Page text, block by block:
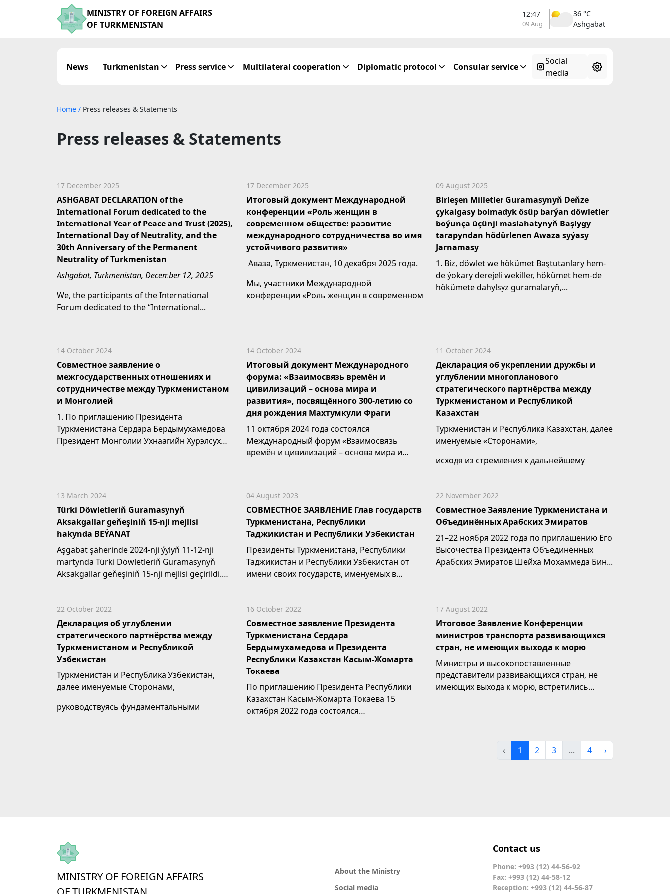
MINISTRY OF FOREIGN AFFAIRS
OF TURKMENISTAN
12:47
09 Aug
36 °C
Ashgabat
News Turkmenistan Press service Multilateral cooperation Diplomatic protocol Consular service
Social
media
Home / Press releases & Statements
Press releases & Statements
17 December 2025
ASHGABAT DECLARATION of the
International Forum dedicated to the
International Year of Peace and Trust (2025),
International Day of Neutrality, and the
30th Anniversary of the Permanent
Neutrality of Turkmenistan
Ashgabat, Turkmenistan, December 12, 2025
We, the participants of the International
Forum dedicated to the “International...
17 December 2025
Итоговый документ Международной
конференции «Роль женщин в
современном обществе: развитие
международного сотрудничества во имя
устойчивого развития»
Аваза, Туркменистан, 10 декабря 2025 года.
Мы, участники Международной
конференции «Роль женщин в современном
09 August 2025
Birleşen Milletler Guramasynyň Deňze
çykalgasy bolmadyk ösüp barýan döwletler
boýunça üçünji maslahatynyň Başlygy
tarapyndan hödürlenen Awaza syýasy
Jarnamasy
1. Biz, döwlet we hökümet Baştutanlary hem-
de ýokary derejeli wekiller, hökümet hem-de
hökümete dahylsyz guramalaryň,...
14 October 2024
Совместное заявление о
межгосударственных отношениях и
сотрудничестве между Туркменистаном
и Монголией
1. По приглашению Президента
Туркменистана Сердара Бердымухамедова
Президент Монголии Ухнаагийн Хурэлсух
14 October 2024
Итоговый документ Международного
форума: «Взаимосвязь времён и
цивилизаций – основа мира и
развития», посвящённого 300-летию со
дня рождения Махтумкули Фраги
11 октября 2024 года состоялся
Международный форум «Взаимо­связь
времён и цивилизаций – основа мира и...
11 October 2024
Декларация об укреплении дружбы и
углублении многопланового
стратегического партнёрства между
Туркменистаном и Республикой
Казахстан
Туркменистан и Республика Казахстан, далее
именуемые «Сторонами»,
исходя из стремления к дальнейшему
13 March 2024
Türki Döwletleriň Guramasynyň
Aksakgallar geňeşiniň 15-nji mejlisi
hakynda BEÝANAT
Aşgabat şäherinde 2024-nji ýylyň 11-12-nji
martynda Türki Döwletleriň Guramasynyň
Aksakgallar geňeşiniň 15-nji mejlisi geçirildi.
04 August 2023
СОВМЕСТНОЕ ЗАЯВЛЕНИЕ Глав государств
Туркменистана, Республики
Таджикистан и Республики Узбекистан
Президенты Туркменистана, Республики
Таджикистан и Республики Узбекистан от
имени своих государств, именуемых в
22 November 2022
Совместное Заявление Туркменистана и
Объединённых Арабских Эмиратов
21–22 ноября 2022 года по приглашению Его
Высочества Президента Объединённых
Арабских Эмиратов Шейха Мохаммеда Бин...
22 October 2022
Декларация об углублении
стратегического партнёрства между
Туркменистаном и Республикой
Узбекистан
Туркменистан и Республика Узбекистан,
далее именуемые Сторонами,
руководствуясь фундаментальными
16 October 2022
Совместное заявление Президента
Туркменистана Сердара
Бердымухамедова и Президента
Республики Казахстан Касым-Жомарта
Токаева
По приглашению Президента Республики
Казахстан Касым-Жомарта Токаева 15
октября 2022 года состоялся
17 August 2022
Итоговое Заявление Конференции
министров транспорта развивающихся
стран, не имеющих выхода к морю
Министры и высокопоставленные
представители развивающихся стран, не
имеющих выхода к морю, встретились
‹ 1 2 3 ... 4 ›
MINISTRY OF FOREIGN AFFAIRS
OF TURKMENISTAN
About the Ministry
Social media
Contact us
Phone: +993 (12) 44-56-92
Fax: +993 (12) 44-58-12
Reception: +993 (12) 44-56-87